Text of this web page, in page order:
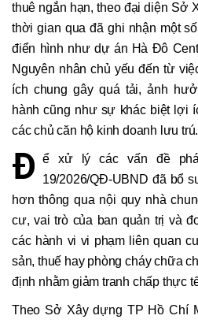
thuê ngắn hạn, theo đại diện Sở
thời gian qua đã ghi nhận một
điển hình như dự án Hà Đô
Nguyên nhân chủ yếu đến từ
ích chung gây quá tải, ảnh
hành cũng như sự khác biệt lợi
các chủ căn hộ kinh doanh lưu trú.
Đ ể xử lý các vấn đề
19/2026/QĐ-UBND đã bổ
hơn thông qua nội quy nhà
cư, vai trò của ban quản trị và
các hành vi vi phạm liên quan
sản, thuế hay phòng cháy chữa
định nhằm giảm tranh chấp thực
Theo Sở Xây dựng TP Hồ Chí